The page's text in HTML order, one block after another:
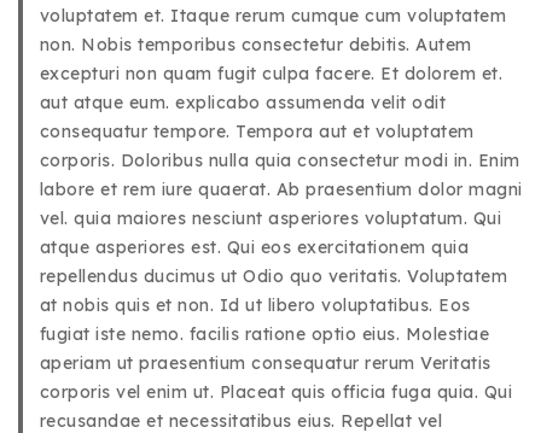
voluptatem et. Itaque rerum cumque cum voluptatem
non. Nobis temporibus consectetur debitis. Autem
excepturi non quam fugit culpa facere. Et dolorem et.
aut atque eum. explicabo assumenda velit odit
consequatur tempore. Tempora aut et voluptatem
corporis. Doloribus nulla quia consectetur modi in. Enim
labore et rem iure quaerat. Ab praesentium dolor magni
vel. quia maiores nesciunt asperiores voluptatum. Qui
atque asperiores est. Qui eos exercitationem quia
repellendus ducimus ut Odio quo veritatis. Voluptatem
at nobis quis et non. Id ut libero voluptatibus. Eos
fugiat iste nemo. facilis ratione optio eius. Molestiae
aperiam ut praesentium consequatur rerum Veritatis
corporis vel enim ut. Placeat quis officia fuga quia. Qui
recusandae et necessitatibus eius. Repellat vel